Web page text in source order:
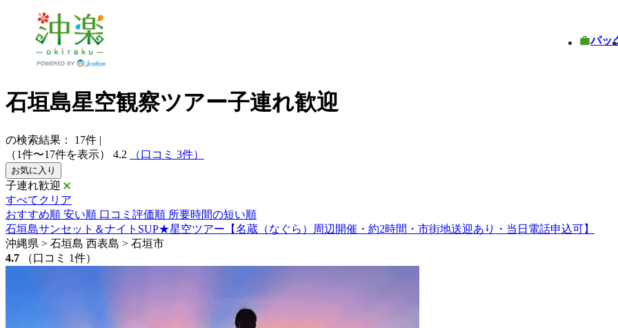
パッ
石垣島星空観察ツアー子連れ歓迎
の検索結果： 17件 |
（1件〜17件を表示）
4.2 （口コミ 3件）
お気に入り
子連れ歓迎
すべてクリア
おすすめ順 安い順 口コミ評価順 所要時間の短い順
石垣島サンセット＆ナイトSUP★星空ツアー【名蔵（なぐら）周辺開催・約2時間・市街地送迎あり・当日電話申込可】
沖縄県 > 石垣島 西表島 > 石垣市
4.7
（口コミ 1件）